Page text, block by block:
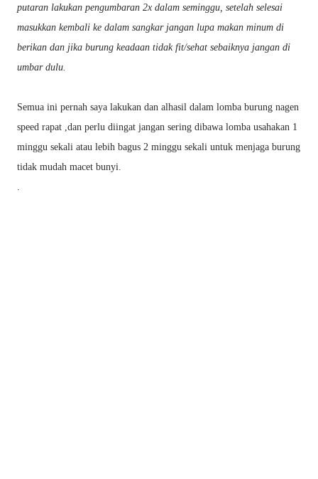
putaran lakukan pengumbaran 2x dalam seminggu, setelah selesai
masukkan kembali ke dalam sangkar jangan lupa makan minum di
berikan dan jika burung keadaan tidak fit/sehat sebaiknya jangan di
umbar dulu.
Semua ini pernah saya lakukan dan alhasil dalam lomba burung nagen
speed rapat ,dan perlu diingat jangan sering dibawa lomba usahakan 1
minggu sekali atau lebih bagus 2 minggu sekali untuk menjaga burung
tidak mudah macet bunyi.
.